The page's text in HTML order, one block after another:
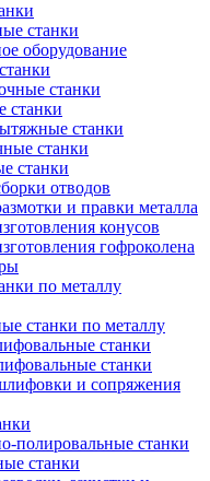
станки
оборудование
станки
станки
станки
станки
станки
отводов
и правки металла
конусов
гофроколена
по металлу
станки по металлу
станки
станки
и сопряжения
полировальные станки
станки